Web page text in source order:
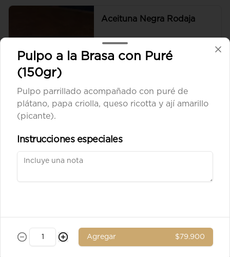
Aceituna Negra Rodaja
Pulpo a la Brasa con Puré
(150gr)
Pulpo parrillado acompañado con puré de
plátano, papa criolla, queso ricotta y ají amarillo
(picante).
Instrucciones especiales
Agregar $79.900